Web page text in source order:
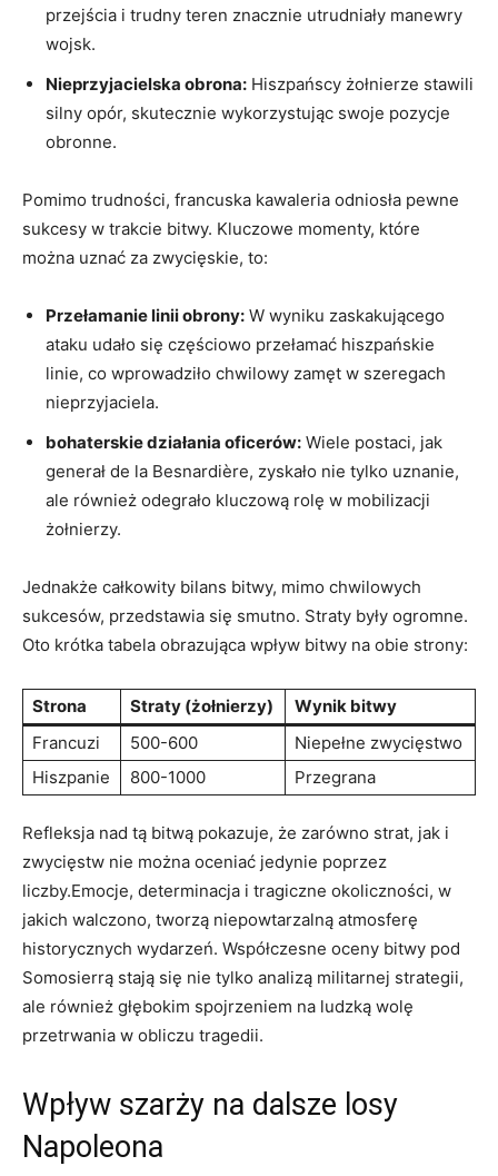
przejścia i trudny teren znacznie utrudniały manewry
wojsk.
Nieprzyjacielska obrona: Hiszpańscy żołnierze stawili
silny opór, skutecznie ‍wykorzystując swoje pozycje
obronne.
Pomimo trudności, francuska⁣ kawaleria odniosła ‌pewne
sukcesy w trakcie bitwy. ‍Kluczowe momenty, które
⁤można uznać za zwycięskie, ⁢to:
Przełamanie linii obrony: W wyniku zaskakującego⁣
ataku udało​ się częściowo przełamać hiszpańskie
linie, ​co wprowadziło chwilowy zamęt w szeregach
nieprzyjaciela.
bohaterskie działania oficerów: Wiele postaci, jak
generał ⁢de la Besnardière, zyskało nie tylko uznanie,
ale również odegrało kluczową rolę ⁢w mobilizacji
żołnierzy.
Jednakże‍ całkowity bilans bitwy, mimo chwilowych
sukcesów, przedstawia się smutno. Straty były ⁤ogromne.
Oto​ krótka tabela obrazująca wpływ bitwy na obie strony:
Strona Straty (żołnierzy)
Wynik bitwy
Francuzi
500-600
Niepełne zwycięstwo
Hiszpanie
800-1000 Przegrana
Refleksja nad‍ tą bitwą pokazuje, że zarówno strat, jak i
zwycięstw nie można oceniać jedynie poprzez
liczby.Emocje, determinacja ⁤i tragiczne okoliczności, w
jakich walczono, tworzą niepowtarzalną atmosferę
historycznych ‌wydarzeń. Współczesne oceny bitwy pod
Somosierrą stają się nie tylko analizą ​militarnej‍ strategii,
ale również‍ głębokim spojrzeniem na ludzką​ wolę
przetrwania⁤ w obliczu tragedii.
Wpływ szarży na dalsze losy
Napoleona